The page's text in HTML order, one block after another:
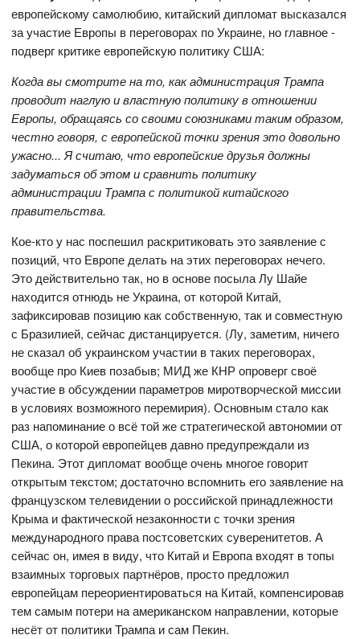
европейскому самолюбию, китайский дипломат высказался
за участие Европы в переговорах по Украине, но главное -
подверг критике европейскую политику США:
Когда вы смотрите на то, как администрация Трампа
проводит наглую и властную политику в отношении
Европы, обращаясь со своими союзниками таким образом,
честно говоря, с европейской точки зрения это довольно
ужасно... Я считаю, что европейские друзья должны
задуматься об этом и сравнить политику
администрации Трампа с политикой китайского
правительства.
Кое-кто у нас поспешил раскритиковать это заявление с
позиций, что Европе делать на этих переговорах нечего.
Это действительно так, но в основе посыла Лу Шайе
находится отнюдь не Украина, от которой Китай,
зафиксировав позицию как собственную, так и совместную
с Бразилией, сейчас дистанцируется. (Лу, заметим, ничего
не сказал об украинском участии в таких переговорах,
вообще про Киев позабыв; МИД же КНР опроверг своё
участие в обсуждении параметров миротворческой миссии
в условиях возможного перемирия). Основным стало как
раз напоминание о всё той же стратегической автономии от
США, о которой европейцев давно предупреждали из
Пекина. Этот дипломат вообще очень многое говорит
открытым текстом; достаточно вспомнить его заявление на
французском телевидении о российской принадлежности
Крыма и фактической незаконности с точки зрения
международного права постсоветских суверенитетов. А
сейчас он, имея в виду, что Китай и Европа входят в топы
взаимных торговых партнёров, просто предложил
европейцам переориентироваться на Китай, компенсировав
тем самым потери на американском направлении, которые
несёт от политики Трампа и сам Пекин.